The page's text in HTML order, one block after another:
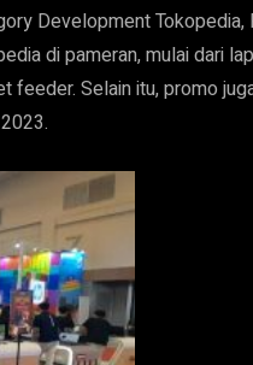
Development Tokopedia,
di pameran, mulai dari
feeder. Selain itu, promo